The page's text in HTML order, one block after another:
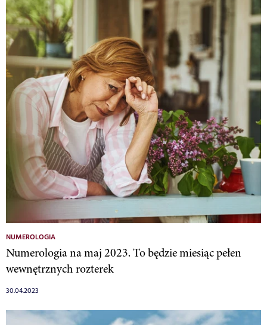
NUMEROLOGIA
Numerologia na maj 2023. To będzie miesiąc pełen
wewnętrznych rozterek
30.04.2023